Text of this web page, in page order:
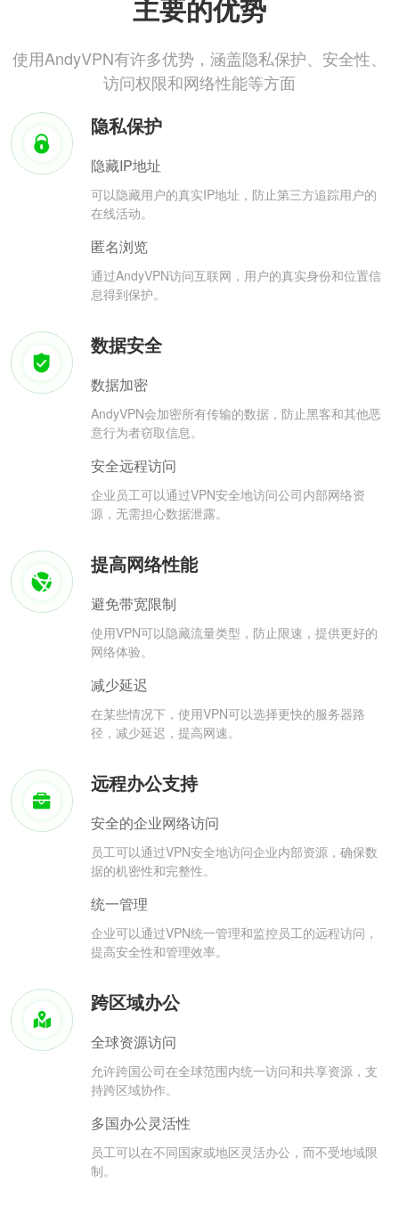
主要的优势
使用AndyVPN有许多优势，涵盖隐私保护、安全性、
访问权限和网络性能等方面
隐私保护
隐藏IP地址
可以隐藏用户的真实IP地址，防止第三方追踪用户的
在线活动。
匿名浏览
通过AndyVPN访问互联网，用户的真实身份和位置信
息得到保护。
数据安全
数据加密
AndyVPN会加密所有传输的数据，防止黑客和其他恶
意行为者窃取信息。
安全远程访问
企业员工可以通过VPN安全地访问公司内部网络资
源，无需担心数据泄露。
提高网络性能
避免带宽限制
使用VPN可以隐藏流量类型，防止限速，提供更好的
网络体验。
减少延迟
在某些情况下，使用VPN可以选择更快的服务器路
径，减少延迟，提高网速。
远程办公支持
安全的企业网络访问
员工可以通过VPN安全地访问企业内部资源，确保数
据的机密性和完整性。
统一管理
企业可以通过VPN统一管理和监控员工的远程访问，
提高安全性和管理效率。
跨区域办公
全球资源访问
允许跨国公司在全球范围内统一访问和共享资源，支
持跨区域协作。
多国办公灵活性
员工可以在不同国家或地区灵活办公，而不受地域限
制。